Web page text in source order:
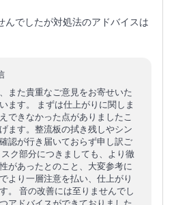
んでしたが対処法のアドバイスは
また貴重なご意見をお寄せいた
ます。 まずは仕上がりに関しま
できなかった点がありましたこ
ます。整流板の拭き残しやシン
認が行き届いておらず申し訳ご
ク部分につきましても、より徹
があったとのこと、大変参考に
より一層注意を払い、仕上がり
。 音の改善には至りませんでし